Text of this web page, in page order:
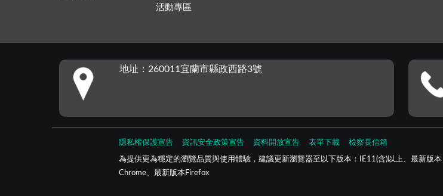
活動專區
地址：260011宜蘭市縣政西路3號
隱私權保護宣告 資訊安全政策宣告 資料開放宣告 表單下載 檢察長信箱
為提供更為穩定的瀏覽品質與使用體驗，建議更新瀏覽器至以下版本：IE11(含)以上、最新版本
Chrome、最新版本Firefox